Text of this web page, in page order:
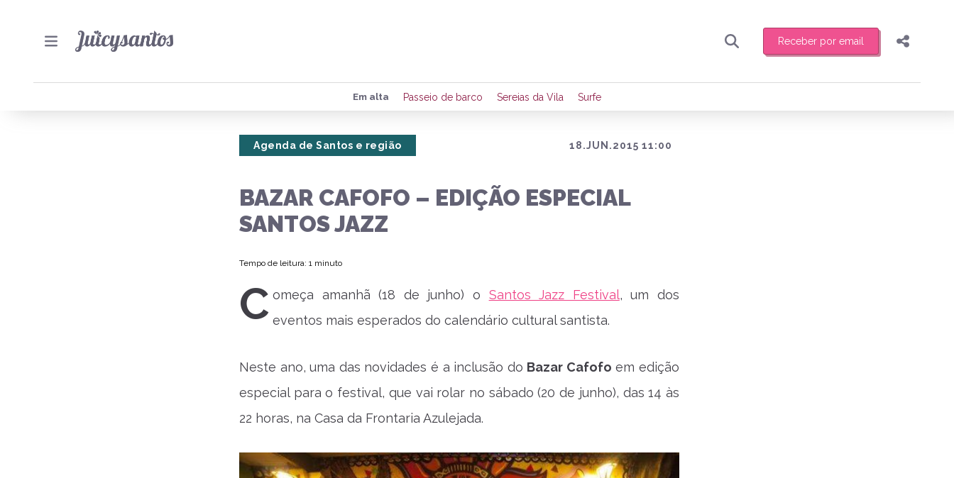
Receber por email
Preencha seus dados para receber toda sexta-feira de manhã o resumo
de eventos e notícias da região.
Compartilhar
Em alta Passeio de barco Sereias da Vila Surfe
18.JUN.2015 11:00
Agenda de Santos e região
BAZAR CAFOFO – EDIÇÃO ESPECIAL
SANTOS JAZZ
Tempo de leitura: 1 minuto
C omeça amanhã (18 de junho) o Santos Jazz Festival, um dos
eventos mais esperados do calendário cultural santista.
Neste ano, uma das novidades é a inclusão do Bazar Cafofo em edição
especial para o festival, que vai rolar no sábado (20 de junho), das 14 às
22 horas, na Casa da Frontaria Azulejada.